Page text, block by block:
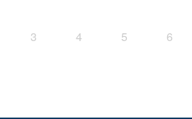
3 4 5 6